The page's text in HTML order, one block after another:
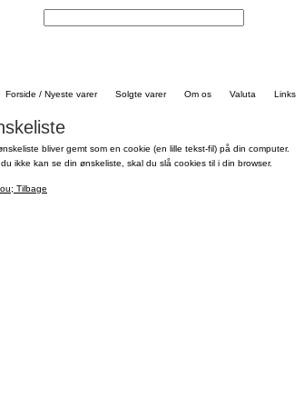
Forside / Nyeste varer Solgte varer Om os Valuta Links
bliver gemt som en cookie (en lille tekst-fil) på din computer.
du ikke kan se din ønskeliste, skal du slå cookies til i din browser.
Tilbage